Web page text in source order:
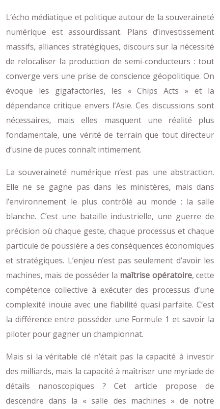
L’écho médiatique et politique autour de la souveraineté
numérique est assourdissant. Plans d’investissement
massifs, alliances stratégiques, discours sur la nécessité
de relocaliser la production de semi-conducteurs : tout
converge vers une prise de conscience géopolitique. On
évoque les gigafactories, les « Chips Acts » et la
dépendance critique envers l’Asie. Ces discussions sont
nécessaires, mais elles masquent une réalité plus
fondamentale, une vérité de terrain que tout directeur
d’usine de puces connaît intimement.
La souveraineté numérique n’est pas une abstraction.
Elle ne se gagne pas dans les ministères, mais dans
l’environnement le plus contrôlé au monde : la salle
blanche. C’est une bataille industrielle, une guerre de
précision où chaque geste, chaque processus et chaque
particule de poussière a des conséquences économiques
et stratégiques. L’enjeu n’est pas seulement d’avoir les
machines, mais de posséder la maîtrise opératoire, cette
compétence collective à exécuter des processus d’une
complexité inouïe avec une fiabilité quasi parfaite. C’est
la différence entre posséder une Formule 1 et savoir la
piloter pour gagner un championnat.
Mais si la véritable clé n’était pas la capacité à investir
des milliards, mais la capacité à maîtriser une myriade de
détails nanoscopiques ? Cet article propose de
descendre dans la « salle des machines » de notre